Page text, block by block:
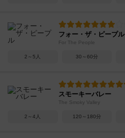
フォー・ザ・ピープル
For The People
2～5人 30～60分
スモーキーバレー
The Smoky Valley
2～4人 120～180分